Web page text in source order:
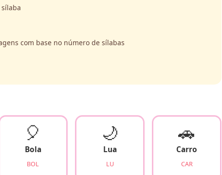
com base no número de sílabas
🎈
Bola
BOL
🌙
Lua
LU
🚗
Carro
CAR